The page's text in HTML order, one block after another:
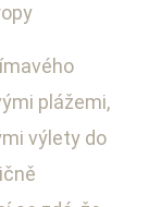
plážemi,
výlety do